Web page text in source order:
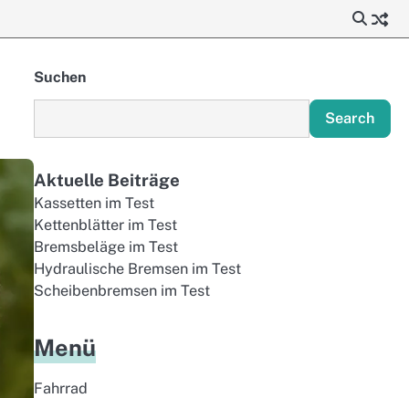
Suchen
Search
Aktuelle Beiträge
Kassetten im Test
Kettenblätter im Test
Bremsbeläge im Test
Hydraulische Bremsen im Test
Scheibenbremsen im Test
Menü
Fahrrad